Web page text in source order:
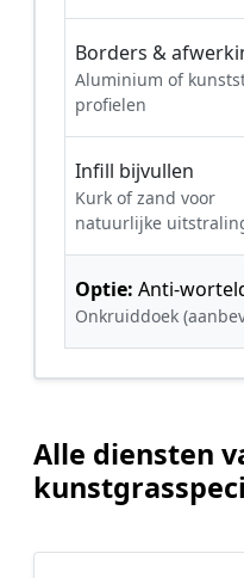
Borders &
Aluminium of
profielen
Infill bijvullen
Kurk of zand voor
natuurlijke
Optie: Anti-
Onkruiddoek
Alle diensten